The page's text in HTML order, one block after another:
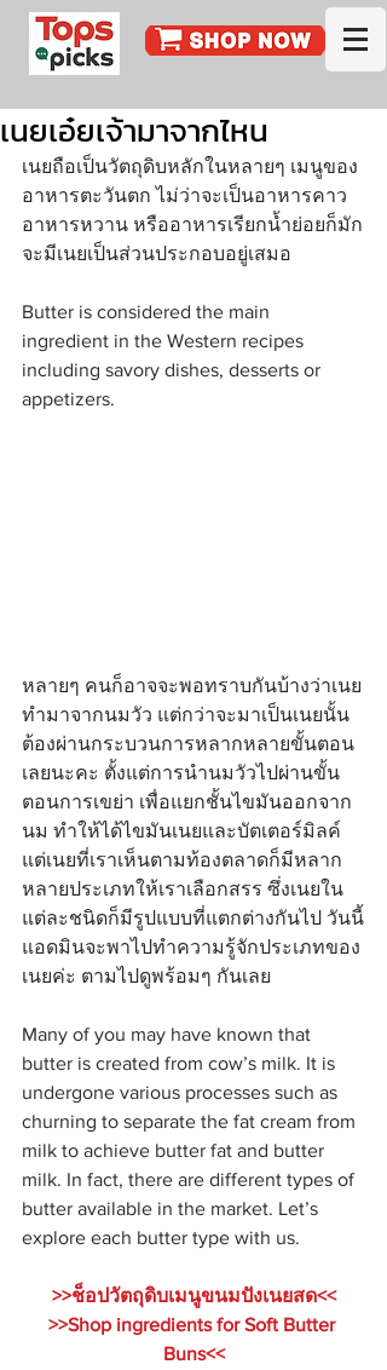
เนยเอ๋ยเจ้ามาจากไหน
เนยถือเป็นวัตถุดิบหลักในหลายๆ เมนูของ
อาหารตะวันตก ไม่ว่าจะเป็นอาหารคาว
อาหารหวาน หรืออาหารเรียกน้ำย่อยก็มัก
จะมีเนยเป็นส่วนประกอบอยู่เสมอ
Butter is considered the main
ingredient in the Western recipes
including savory dishes, desserts or
appetizers.
หลายๆ คนก็อาจจะพอทราบกันบ้างว่าเนย
ทำมาจากนมวัว แต่กว่าจะมาเป็นเนยนั้น
ต้องผ่านกระบวนการหลากหลายขั้นตอน
เลยนะคะ ตั้งแต่การนำนมวัวไปผ่านขั้น
ตอนการเขย่า เพื่อแยกชั้นไขมันออกจาก
นม ทำให้ได้ไขมันเนยและบัตเตอร์มิลค์
แต่เนยที่เราเห็นตามท้องตลาดก็มีหลาก
หลายประเภทให้เราเลือกสรร ซึ่งเนยใน
แต่ละชนิดก็มีรูปแบบที่แตกต่างกันไป วันนี้
แอดมินจะพาไปทำความรู้จักประเภทของ
เนยค่ะ ตามไปดูพร้อมๆ กันเลย
Many of you may have known that
butter is created from cow’s milk. It is
undergone various processes such as
churning to separate the fat cream from
milk to achieve butter fat and butter
milk. In fact, there are different types of
butter available in the market. Let’s
explore each butter type with us.
>>ช็อปวัตถุดิบเมนูขนมปังเนยสด<<
>>Shop ingredients for Soft Butter
Buns<<